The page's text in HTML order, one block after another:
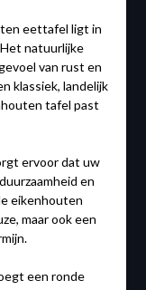
eettafel ligt in
natuurlijke
van rust en
klassiek, landelijk
tafel past
ervoor dat uw
en
eikenhouten
maar ook een
een ronde